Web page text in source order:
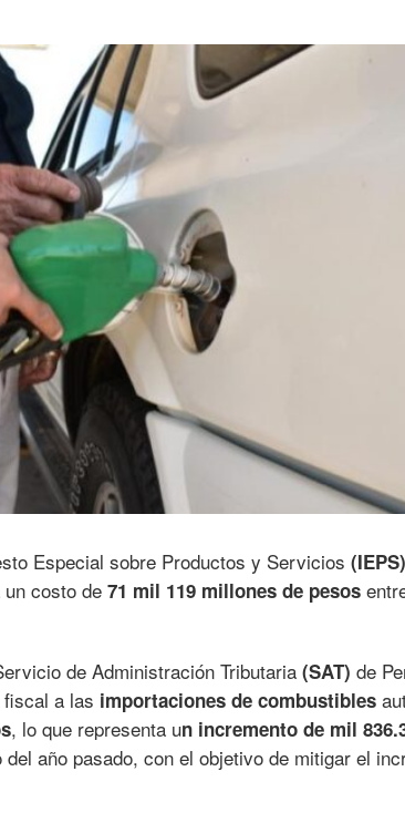
Especial sobre Productos y Servicios (IEPS)
costo de 71 mil 119 millones de pesos
de Administración Tributaria (SAT) de
a las importaciones de combustibles
, lo que representa un incremento de mil
año pasado, con el objetivo de mitigar el